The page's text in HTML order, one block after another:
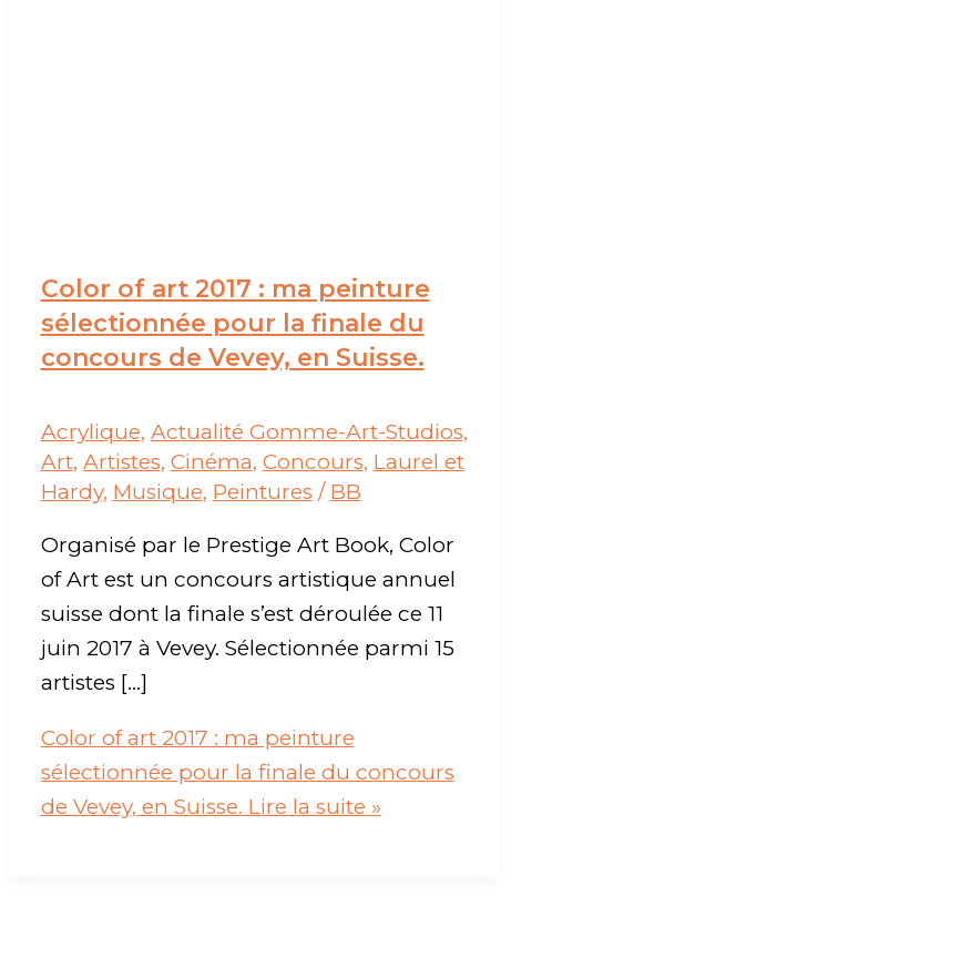
Color of art 2017 : ma peinture
sélectionnée pour la finale du
concours de Vevey, en Suisse.
Acrylique, Actualité Gomme-Art-Studios,
Art, Artistes, Cinéma, Concours, Laurel et
Hardy, Musique, Peintures / BB
Organisé par le Prestige Art Book, Color
of Art est un concours artistique annuel
suisse dont la finale s’est déroulée ce 11
juin 2017 à Vevey. Sélectionnée parmi 15
artistes […]
Color of art 2017 : ma peinture
sélectionnée pour la finale du concours
de Vevey, en Suisse. Lire la suite »